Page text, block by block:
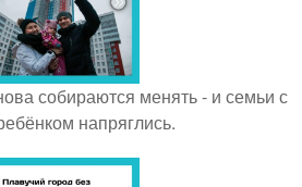
собираются менять - и семьи с
напряглись.